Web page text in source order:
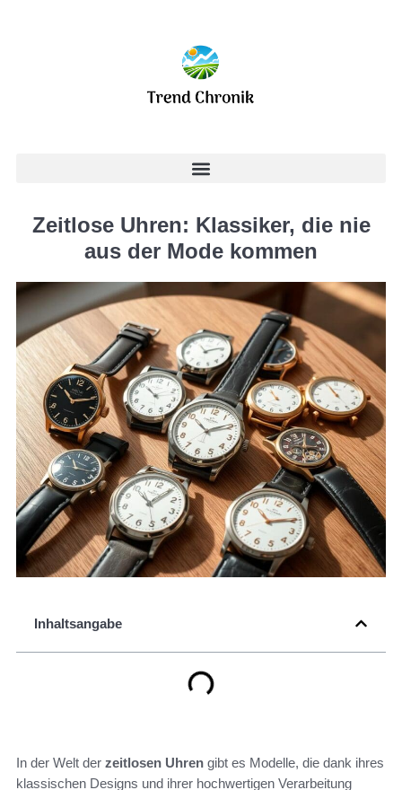
Zeitlose Uhren: Klassiker, die nie
aus der Mode kommen
Inhaltsangabe
In der Welt der zeitlosen Uhren gibt es Modelle, die dank ihres
klassischen Designs und ihrer hochwertigen Verarbeitung